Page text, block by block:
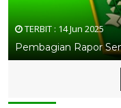
TERBIT : 14 Jun 2025
Pembagian Rapor